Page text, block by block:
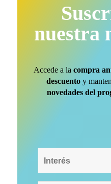
nuestra
Accede a la compra
descuentoy
novedades del